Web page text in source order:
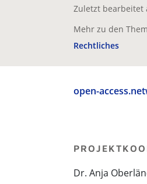
Zuletzt bearbeitet
Mehr zu den
Rechtliches
open-
Dr. Anja